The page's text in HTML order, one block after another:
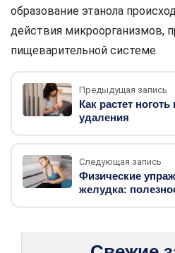
образование этанола
действия микроорганизмов,
пищеварительной системе.
Предыдущая запись
Как растет
удаления
Следующая запись
Физические
желудка: